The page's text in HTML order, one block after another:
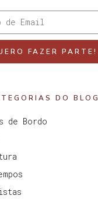
FAZER PARTE!
DO BLOG
de Bordo